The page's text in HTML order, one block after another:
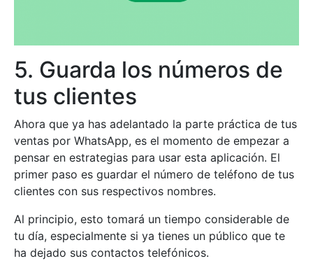
5. Guarda los números de
tus clientes
Ahora que ya has adelantado la parte práctica de tus
ventas por WhatsApp, es el momento de empezar a
pensar en estrategias para usar esta aplicación. El
primer paso es guardar el número de teléfono de tus
clientes con sus respectivos nombres.
Al principio, esto tomará un tiempo considerable de
tu día, especialmente si ya tienes un público que te
ha dejado sus contactos telefónicos.